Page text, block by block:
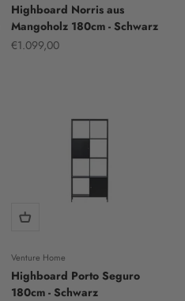
Highboard Norris aus
Mangoholz 180cm - Schwarz
Sale price
€1.099,00
Venture Home
Highboard Porto Seguro
180cm - Schwarz